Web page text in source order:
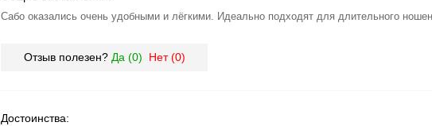
Сабо оказались очень удобными и лёгкими. Идеально подходят для длительного
Отзыв полезен? Да (0) Нет (0)
Достоинства: